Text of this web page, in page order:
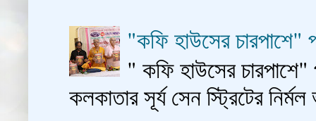
"কফি হাউসের
" কফি হাউসের
কলকাতার সূর্য সেন স্ট্রিটের